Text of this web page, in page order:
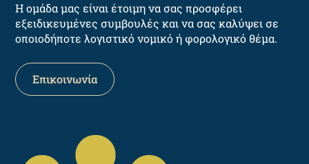
Η ομάδα μας είναι έτοιμη να σας προσφέρει
εξειδικευμένες συμβουλές και να σας καλύψει σε
οποιοδήποτε λογιστικό νομικό ή φορολογικό θέμα.
Επικοινωνία